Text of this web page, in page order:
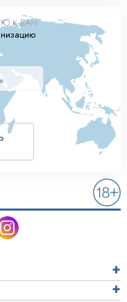
К ВАМ